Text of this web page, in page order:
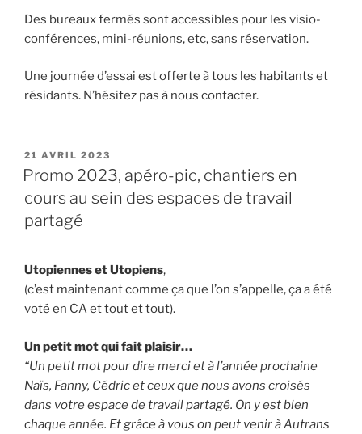
Des bureaux fermés sont accessibles pour les visio-
conférences, mini-réunions, etc, sans réservation.
Une journée d’essai est offerte à tous les habitants et
résidants. N’hésitez pas à nous contacter.
PUBLIÉ
LE
21 AVRIL 2023
Promo 2023, apéro-pic, chantiers en
cours au sein des espaces de travail
partagé
Utopiennes et Utopiens,
(c’est maintenant comme ça que l’on s’appelle, ça a été
voté en CA et tout et tout).
Un petit mot qui fait plaisir…
“Un petit mot pour dire merci et à l’année prochaine
Naïs, Fanny, Cédric et ceux que nous avons croisés
dans votre espace de travail partagé. On y est bien
chaque année. Et grâce à vous on peut venir à Autrans